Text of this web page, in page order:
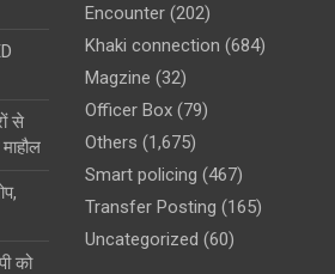
से
को
Encounter (202)
Khaki connection (684)
Magzine (32)
Officer Box (79)
Others (1,675)
Smart policing (467)
Transfer Posting (165)
Uncategorized (60)